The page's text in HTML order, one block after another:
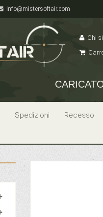
info@mistersoftair.com
Chi
Spedizioni Recesso